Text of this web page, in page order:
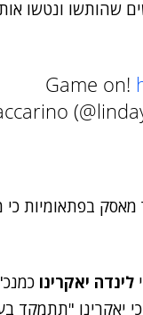
שהותשו ונטשו
Game on!
בפתאומיות
לינדה יאקרינו
יאקרינו "תתמקד